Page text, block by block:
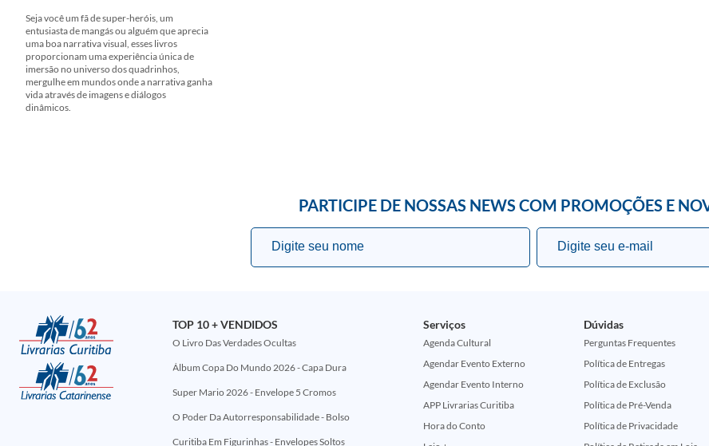
Seja você um fã de super-heróis, um
entusiasta de mangás ou alguém que aprecia
uma boa narrativa visual, esses livros
proporcionam uma experiência única de
imersão no universo dos quadrinhos,
mergulhe em mundos onde a narrativa ganha
vida através de imagens e diálogos
dinâmicos.
PARTICIPE DE NOSSAS NEWS COM PROMOÇÕES E
TOP 10 + VENDIDOS
O Livro Das Verdades Ocultas
Álbum Copa Do Mundo 2026 - Capa Dura
Super Mario 2026 - Envelope 5 Cromos
O Poder Da Autorresponsabilidade - Bolso
Curitiba Em Figurinhas - Envelopes Soltos
Serviços
Agenda Cultural
Agendar Evento Externo
Agendar Evento Interno
APP Livrarias Curitiba
Hora do Conto
Dúvidas
Perguntas Frequentes
Política de Entregas
Política de Exclusão
Política de Pré-Venda
Política de Privacidade